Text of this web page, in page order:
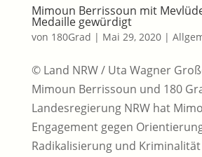
Mimoun Berrissoun mit
Medaille gewürdigt
von 180Grad | Mai 29, 2020|
© Land NRW / Uta Wagner
Mimoun Berrissoun und 180
Landesregierung NRW hat
Engagement gegen
Radikalisierung und